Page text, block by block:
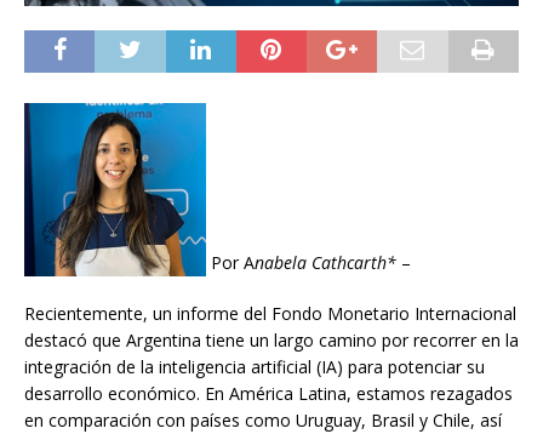
Por Anabela Cathcarth* –
Recientemente, un informe del Fondo Monetario Internacional
destacó que Argentina tiene un largo camino por recorrer en la
integración de la inteligencia artificial (IA) para potenciar su
desarrollo económico. En América Latina, estamos rezagados
en comparación con países como Uruguay, Brasil y Chile, así